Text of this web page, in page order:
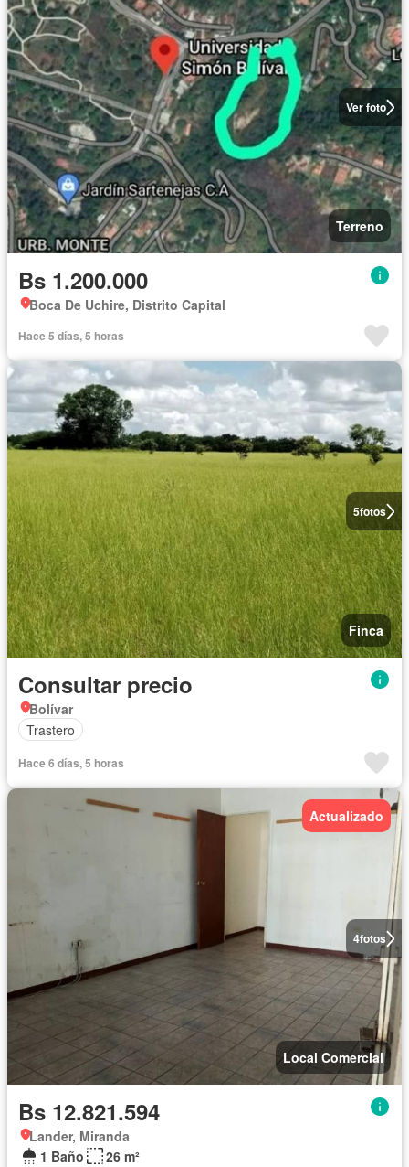
Ver foto
Terreno
Bs 1.200.000
Boca De Uchire, Distrito Capital
Hace 5 días, 5 horas
5fotos
Finca
Consultar precio
Bolívar
Trastero
Hace 6 días, 5 horas
4fotos
Actualizado
Local Comercial
Bs 12.821.594
Lander, Miranda
1 Baño
26 m²